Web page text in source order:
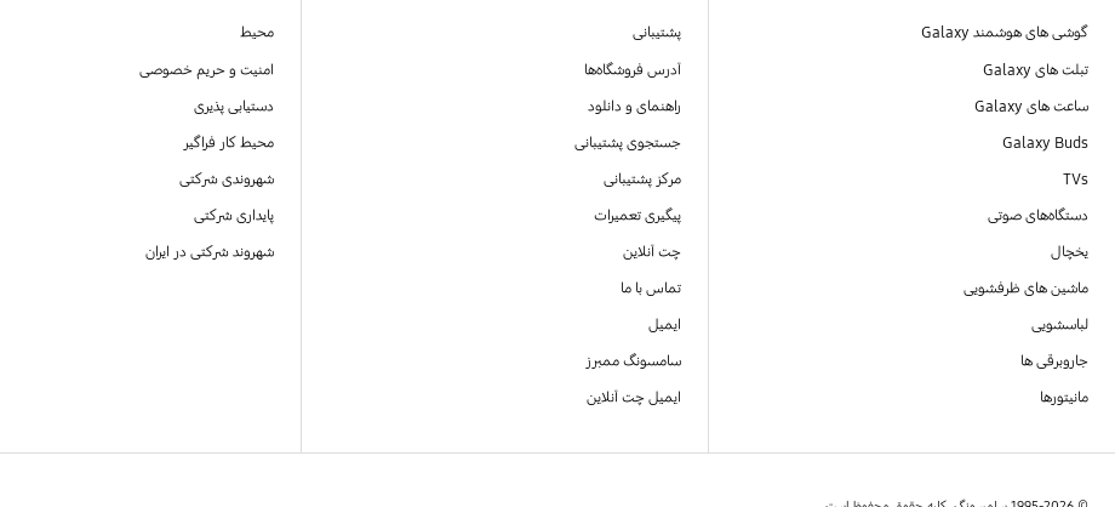
گوشی های هوشمند Galaxy
تبلت های Galaxy
ساعت های Galaxy
Galaxy Buds
TVs
دستگاه‌های صوتی
یخچال
ماشین های ظرفشویی
لباسشویی
جاروبرقی ها
مانیتورها
پشتیبانی
آدرس فروشگاه‌ها
راهنمای و دانلود
جستجوی پشتیبانی
مرکز پشتیبانی
پیگیری تعمیرات
چت آنلاین
تماس با ما
ایمیل
سامسونگ ممبرز
ایمیل چت آنلاین
محیط
امنیت و حریم خصوصی
دستیابی پذیری
محیط کار فراگیر
شهروندی شرکتی
پایداری شرکتی
شهروند شرکتی در ایران